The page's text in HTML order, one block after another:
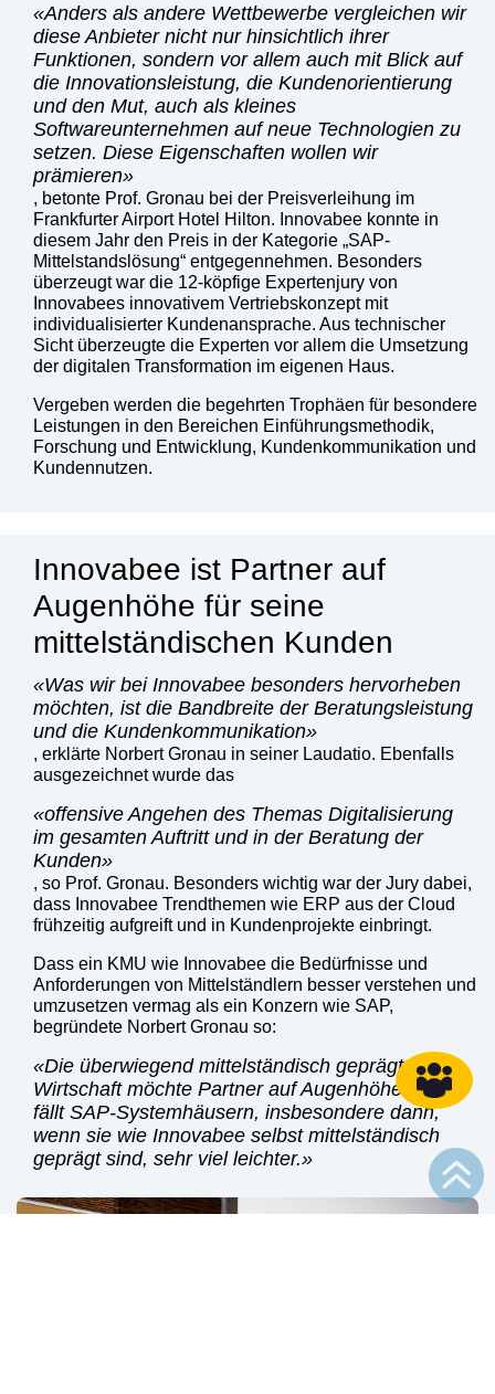
Anders als andere Wettbewerbe vergleichen wir
diese Anbieter nicht nur hinsichtlich ihrer
Funktionen, sondern vor allem auch mit Blick auf
die Innovationsleistung, die Kundenorientierung
und den Mut, auch als kleines
Softwareunternehmen auf neue Technologien zu
setzen. Diese Eigenschaften wollen wir
prämieren
, betonte Prof. Gronau bei der Preisverleihung im
Frankfurter Airport Hotel Hilton. Innovabee konnte in
diesem Jahr den Preis in der Kategorie „SAP-
Mittelstandslösung“ entgegennehmen. Besonders
überzeugt war die 12-köpfige Expertenjury von
Innovabees innovativem Vertriebskonzept mit
individualisierter Kundenansprache. Aus technischer
Sicht überzeugte die Experten vor allem die Umsetzung
der digitalen Transformation im eigenen Haus.
Vergeben werden die begehrten Trophäen für besondere
Leistungen in den Bereichen Einführungsmethodik,
Forschung und Entwicklung, Kundenkommunikation und
Kundennutzen.
Innovabee ist Partner auf
Augenhöhe für seine
mittelständischen Kunden
Was wir bei Innovabee besonders hervorheben
möchten, ist die Bandbreite der Beratungsleistung
und die Kundenkommunikation
, erklärte Norbert Gronau in seiner Laudatio. Ebenfalls
ausgezeichnet wurde das
offensive Angehen des Themas Digitalisierung
im gesamten Auftritt und in der Beratung der
Kunden
, so Prof. Gronau. Besonders wichtig war der Jury dabei,
dass Innovabee Trendthemen wie ERP aus der Cloud
frühzeitig aufgreift und in Kundenprojekte einbringt.
Dass ein KMU wie Innovabee die Bedürfnisse und
Anforderungen von Mittelständlern besser verstehen und
umzusetzen vermag als ein Konzern wie SAP,
begründete Norbert Gronau so:
Die überwiegend mittelständisch geprägte
Wirtschaft möchte Partner auf Augenhöhe. Das
fällt SAP-Systemhäusern, insbesondere dann,
wenn sie wie Innovabee selbst mittelständisch
geprägt sind, sehr viel leichter.